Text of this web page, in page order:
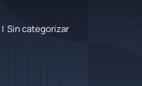
| Sin categorizar